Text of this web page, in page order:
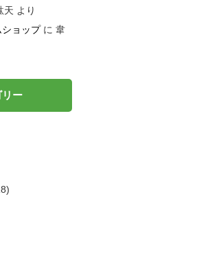
天 より
ョップに 韋
リー